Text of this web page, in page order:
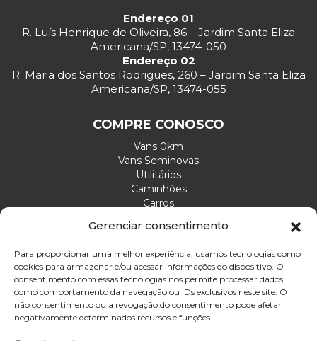
Gerenciar consentimento
Para proporcionar uma melhor experiência, usamos tecnologias como
cookies para armazenar e/ou acessar informações do dispositivo. O
consentimento com essas tecnologias nos permite processar dados
como comportamento da navegação ou IDs exclusivos neste site. O
não consentimento ou a revogação do consentimento pode afetar
negativamente determinados recursos e funções.
Endereço 01
R. Luís Henrique de Oliveira, 86 – Jardim Santa Eliza
Americana/SP, 13474-050
Endereço 02
R. Maria dos Santos Rodrigues, 260 – Jardim Santa Eliza
Americana/SP, 13474-055
COMPRE CONOSCO
Vans 0km
Vans Seminovas
Utilitários
Caminhões
Carros
Envie sua mensagem
Ligue agora: (19) 3465-3215
Email: divelp@divelp.com.br